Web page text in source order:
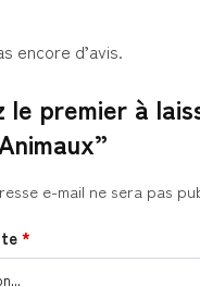
encore d’avis.
le premier à
e-mail ne sera pas
*